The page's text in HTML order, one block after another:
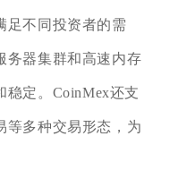
足不同投资者的需
务器集群和高速内存
稳定。CoinMex还支
等多种交易形态，为